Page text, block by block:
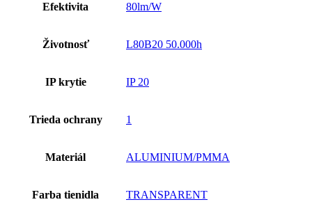
Efektivita 80lm/W
Životnosť L80B20 50.000h
IP krytie IP 20
Trieda ochrany 1
Materiál ALUMINIUM/PMMA
Farba tienidla TRANSPARENT